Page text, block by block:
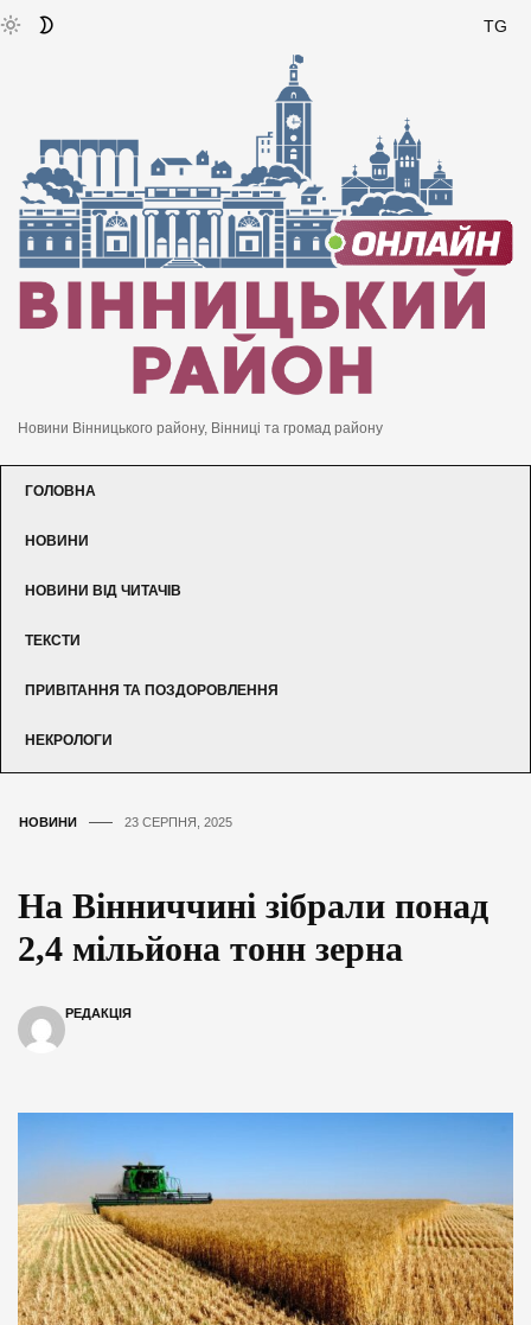
TG
Новини Вінницького району, Вінниці та громад району
ГОЛОВНА
НОВИНИ
НОВИНИ ВІД ЧИТАЧІВ
ТЕКСТИ
ПРИВІТАННЯ ТА ПОЗДОРОВЛЕННЯ
НЕКРОЛОГИ
НОВИНИ 23 СЕРПНЯ, 2025
На Вінниччині зібрали понад
2,4 мільйона тонн зерна
РЕДАКЦІЯ